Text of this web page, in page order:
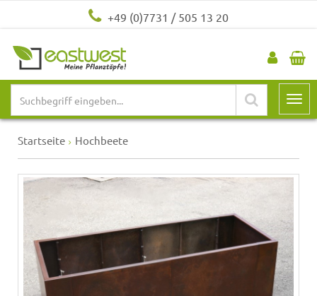
+49 (0)7731 / 505 13 20
Startseite Hochbeete